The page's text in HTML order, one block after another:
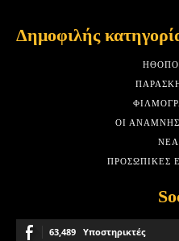
Δημοφιλής
ΟΙ
ΝΈΑ
ΠΡΟΣΩΠΙΚΈΣ
63,489 Υποστηρικτές